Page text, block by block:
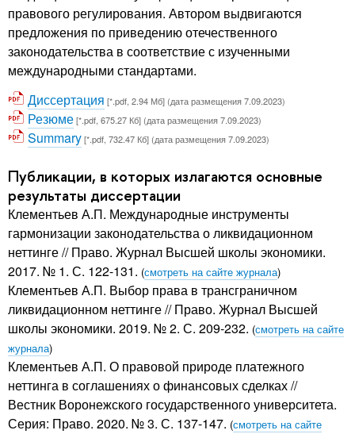
правового регулирования. Автором выдвигаются
предложения по приведению отечественного
законодательства в соответствие с изученными
международными стандартами.
Диссертация [*.pdf, 2.94 Мб] (дата размещения 7.09.2023)
Резюме[*.pdf, 675.27 Кб] (дата размещения 7.09.2023)
Summary[*.pdf, 732.47 Кб] (дата размещения 7.09.2023)
Публикации, в которых излагаются основные
результаты диссертации
Клементьев А.П. Международные инструменты
гармонизации законодательства о ликвидационном
неттинге // Право. Журнал Высшей школы экономики.
2017. № 1. С. 122-131. (смотреть на сайте журнала)
Клементьев А.П. Выбор права в трансграничном
ликвидационном неттинге // Право. Журнал Высшей
школы экономики. 2019. № 2. С. 209-232. (смотреть на сайте
журнала)
Клементьев А.П. О правовой природе платежного
неттинга в соглашениях о финансовых сделках //
Вестник Воронежского государственного университета.
Серия: Право. 2020. № 3. С. 137-147. (смотреть на сайте